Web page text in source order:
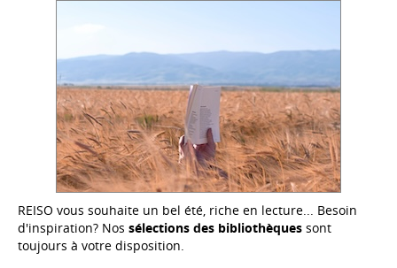
REISO vous souhaite un bel été, riche en lecture... Besoin
d'inspiration? Nos sélections des bibliothèques sont
toujours à votre disposition.